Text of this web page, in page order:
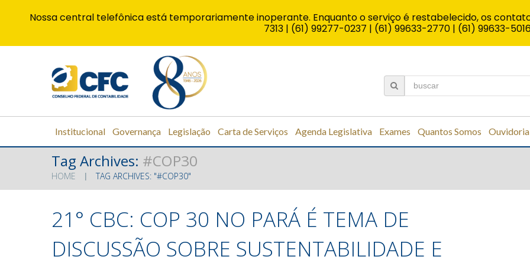
Institucional Governança Legislação Carta de Serviços Agenda Legislativa Exames Quantos Somos Ouvidoria
Tag Archives: #COP30
HOME TAG ARCHIVES: "#COP30"
21° CBC: COP 30 NO PARÁ É TEMA DE
DISCUSSÃO SOBRE SUSTENTABILIDADE E
Nossa central telefônica está temporariamente inoperante. Enquanto o serviço é restabelecido, os
7313 | (61) 99277-0237 | (61) 99633-2770 | (61) 99633-